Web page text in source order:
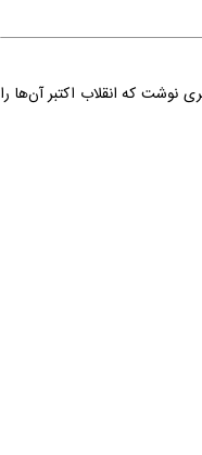
نوشت که انقلاب اکتبر آن‌ها را